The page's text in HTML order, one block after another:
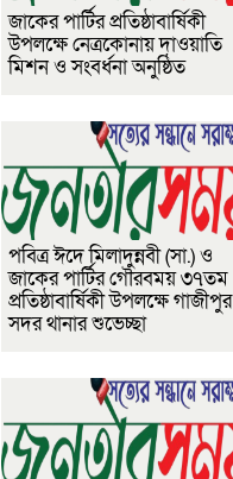
জাকের পার্টির প্রতিষ্ঠাবার্ষিকী
উপলক্ষে নেত্রকোনায় দাওয়াতি
মিশন ও সংবর্ধনা অনুষ্ঠিত
পবিত্র ঈদে মিলাদুন্নবী (সা.) ও
জাকের পার্টির গৌরবময় ৩৭তম
প্রতিষ্ঠাবার্ষিকী উপলক্ষে গাজীপুর
সদর থানার শুভেচ্ছা